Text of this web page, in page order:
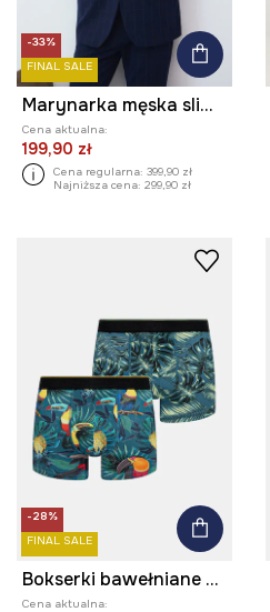
-33%
FINAL SALE
Marynarka męska slim w kratę
Cena aktualna:
199,90 zł
Cena regularna: 399,90 zł
Najniższa cena: 299,90 zł
-28%
FINAL SALE
Bokserki bawełniane męskie z elastanem wzorzyste (2-pack) kolor multicolor
Cena aktualna: